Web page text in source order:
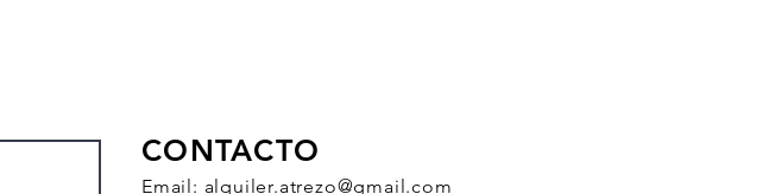
CONTACTO
Email: alquiler.atrezo@gmail.com